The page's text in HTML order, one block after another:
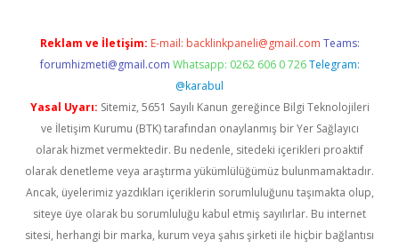
Reklam ve İletişim: E-mail: backlinkpaneli@gmail.com Teams:
forumhizmeti@gmail.com Whatsapp: 0262 606 0 726 Telegram:
@karabul
Yasal Uyarı: Sitemiz, 5651 Sayılı Kanun gereğince Bilgi Teknolojileri
ve İletişim Kurumu (BTK) tarafından onaylanmış bir Yer Sağlayıcı
olarak hizmet vermektedir. Bu nedenle, sitedeki içerikleri proaktif
olarak denetleme veya araştırma yükümlülüğümüz bulunmamaktadır.
Ancak, üyelerimiz yazdıkları içeriklerin sorumluluğunu taşımakta olup,
siteye üye olarak bu sorumluluğu kabul etmiş sayılırlar. Bu internet
sitesi, herhangi bir marka, kurum veya şahıs şirketi ile hiçbir bağlantısı